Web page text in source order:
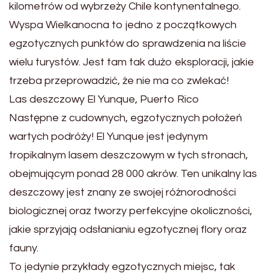
kilometrów od wybrzeży Chile kontynentalnego.
Wyspa Wielkanocna to jedno z początkowych
egzotycznych punktów do sprawdzenia na liście
wielu turystów. Jest tam tak dużo eksploracji, jakie
trzeba przeprowadzić, że nie ma co zwlekać!
Las deszczowy El Yunque, Puerto Rico
Następne z cudownych, egzotycznych położeń
wartych podróży! El Yunque jest jedynym
tropikalnym lasem deszczowym w tych stronach,
obejmującym ponad 28 000 akrów. Ten unikalny las
deszczowy jest znany ze swojej różnorodności
biologicznej oraz tworzy perfekcyjne okoliczności,
jakie sprzyjają odsłanianiu egzotycznej flory oraz
fauny.
To jedynie przykłady egzotycznych miejsc, tak